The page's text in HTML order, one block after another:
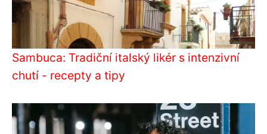
Sambuca: Tradiční italský likér s intenzivní
chutí - recepty a tipy